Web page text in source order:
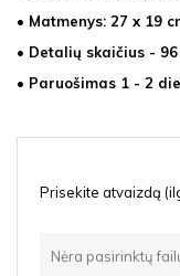
• Matmenys: 27 x 19
• Detalių skaičius - 96
• Paruošimas 1 - 2
Prisekite atvaizdą
Nėra pasirinktų